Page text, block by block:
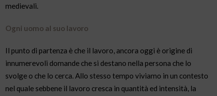
medievali.
Ogni uomo al suo lavoro
Il punto di partenza è che il lavoro, ancora oggi è origine di
innumerevoli domande che si destano nella persona che lo
svolge o che lo cerca. Allo stesso tempo viviamo in un contesto
nel quale sebbene il lavoro cresca in quantità ed intensità, la